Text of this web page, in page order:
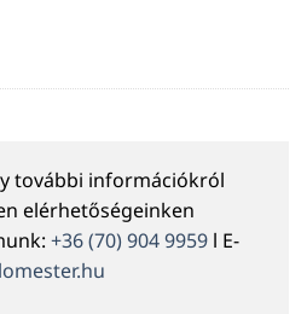
további információkról
elérhetőségeinken
+36 (70) 904 9959 l E-